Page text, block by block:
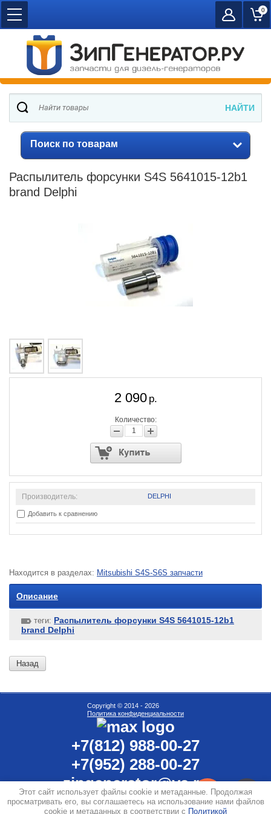
Этот сайт использует файлы cookie и метаданные. Продолжая
просматривать его, вы соглашаетесь на использование нами файлов
cookie и метаданных в соответствии с Политикой
0
Поиск по товарам
Распылитель форсунки S4S 5641015-12b1
brand Delphi
2 090 р.
Количество:
Производитель: DELPHI
Добавить к сравнению
Находится в разделах: Mitsubishi S4S-S6S запчасти
Описание
теги: Распылитель форсунки S4S 5641015-12b1
brand Delphi
Назад
Copyright © 2014 - 2026
Политика конфиденциальности
+7(812) 988-00-27
+7(952) 288-00-27
zipgenerator@ya.ru
г. Санкт-Петербург, С еверный проспект, дом 7 офис 226